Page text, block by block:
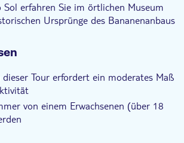
erfahren Sie im örtlichen Museum
Ursprünge des Bananenanbaus
höchsten Steilküste der Welt, hat man
Blick auf den Nordatlantik
Porto Moniz können Sie ein
geformten Pools genießen
über ein umfassendes Wissen über die
Paul da Serra bis zum Dorf
dieser Tour erfordert ein moderates Maß
von einem Erwachsenen (über 18